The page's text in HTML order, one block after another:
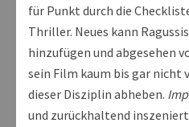
für Punkt durch die
Thriller. Neues kann
hinzufügen und abgesehen
sein Film kaum bis gar nicht
dieser Disziplin abheben.
und zurückhaltend